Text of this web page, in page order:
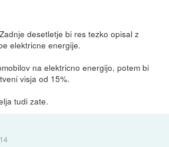
desetletje bi res tezko opisal z
elektricne energije.
na elektricno energijo, potem bi
visja od 15%.
tudi zate.